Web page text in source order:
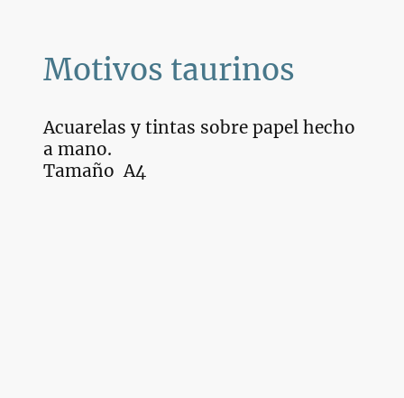
Motivos taurinos
Acuarelas y tintas sobre papel hecho
a mano.
Tamaño A4